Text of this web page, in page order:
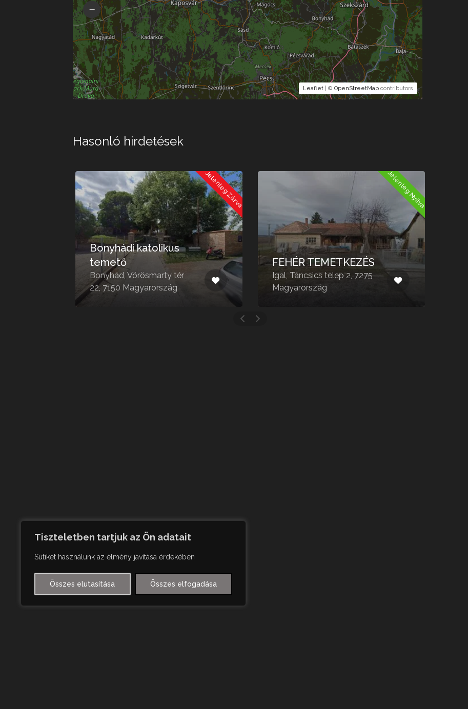
Tiszteletben tartjuk az Ön adatait
Sütiket használunk az élmény javítása érdekében
Összes elutasítása Összes elfogadása
Leaflet| © OpenStreetMapcontributors
Hasonló hirdetések
Jelenleg Zárva
Bonyhádi katolikus
temető
Bonyhád, Vörösmarty tér
22, 7150 Magyarország
Jelenleg Nyitva
FEHÉR TEMETKEZÉS
Igal, Táncsics telep 2, 7275
Magyarország